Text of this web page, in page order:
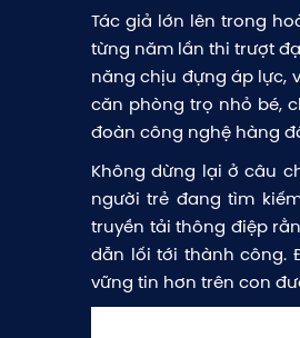
Tác giả lớn lên trong
từng năm lần thi trượt
năng chịu đựng áp lực,
căn phòng trọ nhỏ bé,
đoàn công nghệ hàng
Không dừng lại ở câu
người trẻ đang tìm
truyền tải thông điệp
dẫn lối tới thành công.
vững tin hơn trên con